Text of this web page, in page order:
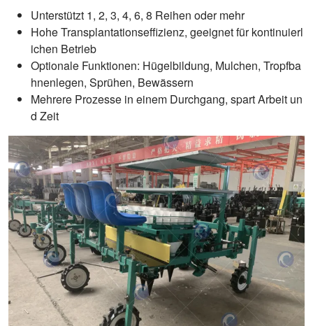
Unterstützt 1, 2, 3, 4, 6, 8 Reihen oder mehr
Hohe Transplantationseffizienz, geeignet für kontinuierl
ichen Betrieb
Optionale Funktionen: Hügelbildung, Mulchen, Tropfba
hnenlegen, Sprühen, Bewässern
Mehrere Prozesse in einem Durchgang, spart Arbeit un
d Zeit